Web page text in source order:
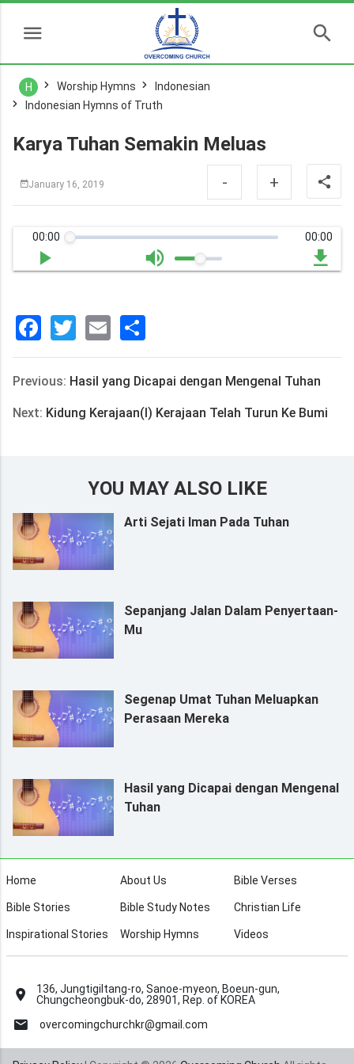
H Worship Hymns
Indonesian
Indonesian Hymns of Truth
Karya Tuhan Semakin Meluas
January 16, 2019 - +
00:00 00:00
Facebook
Twitter
Email
享
Previous: Hasil yang Dicapai dengan Mengenal Tuhan
Next: Kidung Kerajaan(I) Kerajaan Telah Turun Ke Bumi
YOU MAY ALSO LIKE
Arti Sejati Iman Pada Tuhan
Sepanjang Jalan Dalam Penyertaan-
Mu
Segenap Umat Tuhan Meluapkan
Perasaan Mereka
Hasil yang Dicapai dengan Mengenal
Tuhan
Home About Us Bible Verses
Bible Stories Bible Study Notes Christian Life
Inspirational Stories Worship Hymns Videos
136, Jungtigiltang-ro, Sanoe-myeon, Boeun-gun,
Chungcheongbuk-do, 28901, Rep. of KOREA
overcomingchurchkr@gmail.com